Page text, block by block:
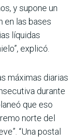
y supone un
en las bases
líquidas
explicó.
máximas diarias
durante
que eso
norte del
“Una postal